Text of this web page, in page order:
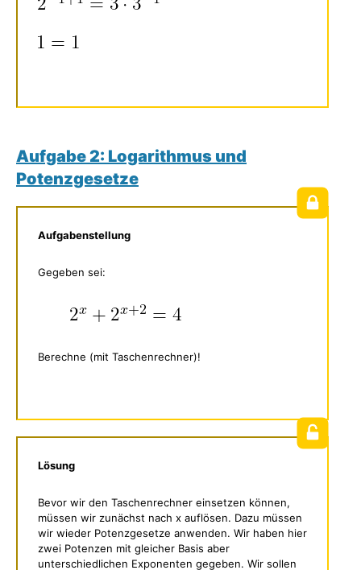
Aufgabe 2: Logarithmus und
Potenzgesetze
Aufgabenstellung
Gegeben sei:
Berechne (mit Taschenrechner)!
Lösung
Bevor wir den Taschenrechner einsetzen können,
müssen wir zunächst nach x auflösen. Dazu müssen
wir wieder Potenzgesetze anwenden. Wir haben hier
zwei Potenzen mit gleicher Basis aber
unterschiedlichen Exponenten gegeben. Wir sollen